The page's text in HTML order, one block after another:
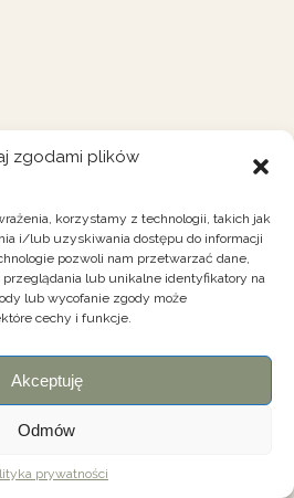
zgodami plików
korzystamy z technologii, takich jak
i/lub uzyskiwania dostępu do informacji
pozwoli nam przetwarzać dane,
lub unikalne identyfikatory na
lub wycofanie zgody może
cechy i funkcje.
Akceptuję
Odmów
prywatności